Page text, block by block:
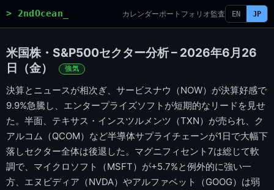
> 2ndOcean_ カレンダーポートフォリオ監査 EN JP
米国株・S&P500セクター分析 – 2026年6月26
日（金）
強気
決算とニュースが相次ぎ、サービスナウ（NOW）が決算好感で
9.9%急騰し、エンタープライズソフトが短期的なリードを見せ
た。半面、テキサス・インスツルメンツ（TXN）が売られ、ク
アルコム（QCOM）など半導体サプライチェーンが1日で大幅下
落しセクター全体は後退した。マグニフィセント7は総じて軟
調で、マイクロソフト（MSFT）が+5.7%と例外的に強い一
方、エヌビディア（NVDA）やアルファベット（GOOG）は弱